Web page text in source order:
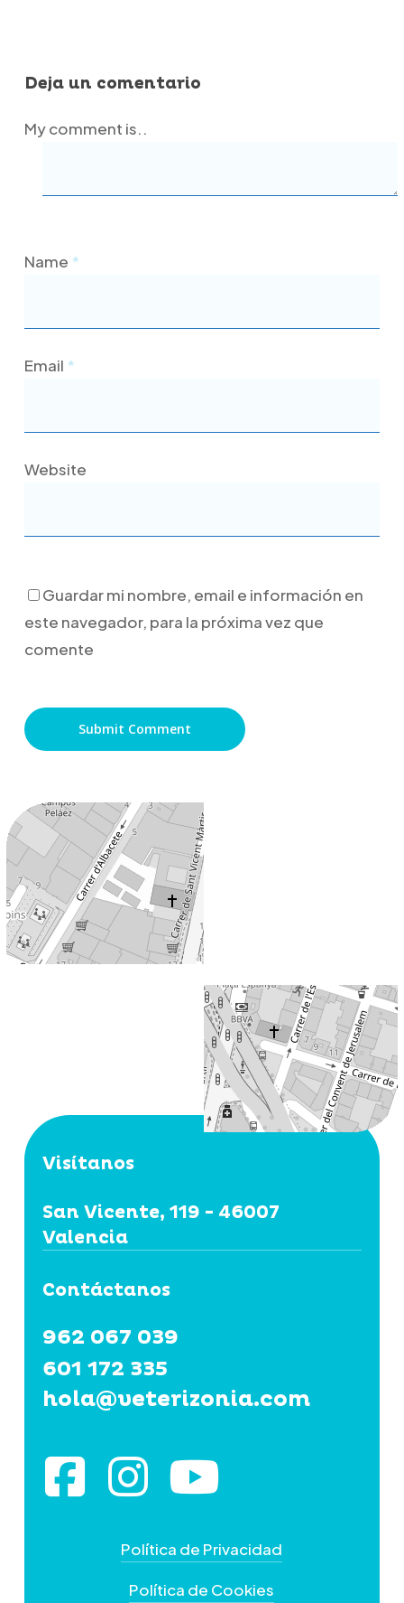
Deja un comentario
My comment is..
Name *
Email *
Website
Guardar mi nombre, email e información en
este navegador, para la próxima vez que
comente
Visítanos
San Vicente, 119 - 46007
Valencia
Contáctanos
962 067 039
601 172 335
hola@veterizonia.com
Política de Privacidad
Política de Cookies